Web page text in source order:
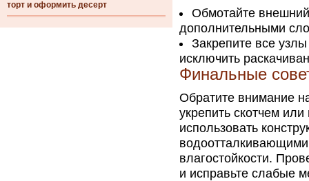
торт и оформить десерт
Обмотайте
дополнительными
Закрепите все
исключить
Финальные
Обратите внимание
укрепить скотчем
использовать
влагостойкости.
и исправьте слабые